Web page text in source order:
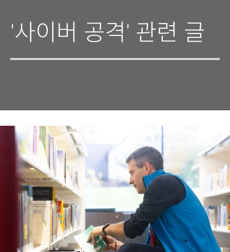
'사이버 공격' 관련 글